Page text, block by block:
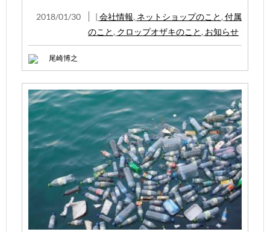
2018/01/30 | 会社情報, ネットショップのこと , 付属
のこと , クロップオザキのこと , お知らせ
尾崎博之